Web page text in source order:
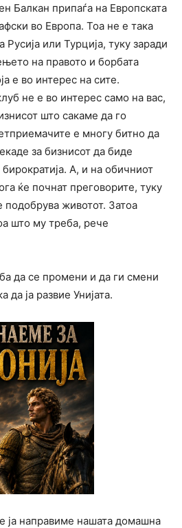
Балкан припаѓа на Европската
во Европа. Тоа не е така
или Турција, туку заради
на правото и борбата
е во интерес на сите.
не е во интерес само на вас,
што сакаме да го
е многу битно да
за бизнисот да биде
А, и на обичниот
ќе почнат преговорите, туку
подобрува животот. Затоа
што му треба, рече
да се промени и да ги смени
да ја развие Унијата.
ја направиме нашата домашна